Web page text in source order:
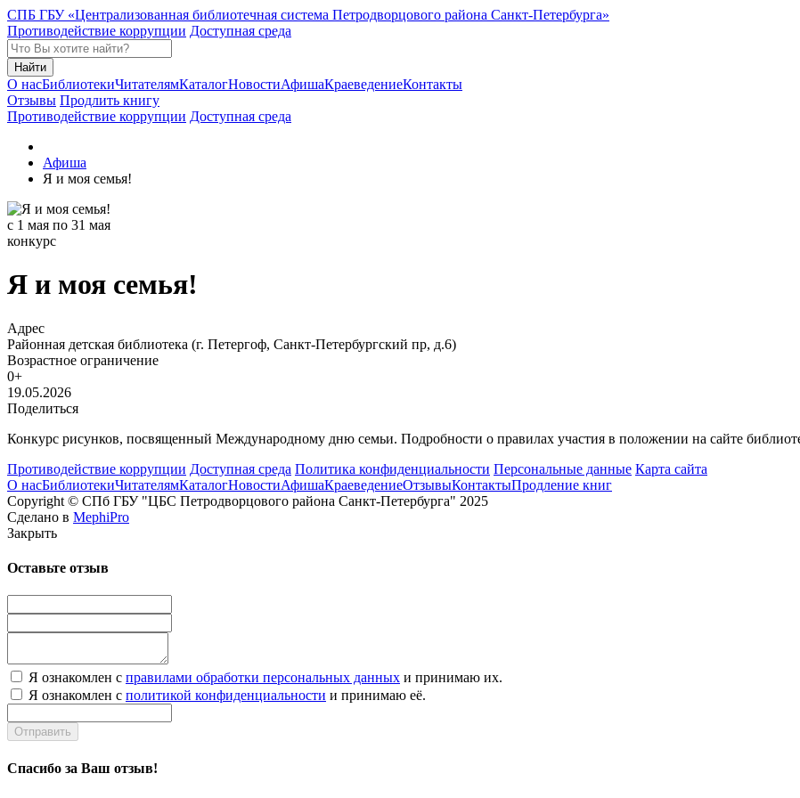
СПБ ГБУ «Централизованная библиотечная система Петродворцового района Санкт-Петербурга»
Противодействие коррупции Доступная среда
Найти
О насБиблиотекиЧитателямКаталогНовостиАфишаКраеведениеКонтакты
Отзывы Продлить книгу
Противодействие коррупции Доступная среда
Афиша
Я и моя семья!
с 1 мая по 31 мая
конкурс
Я и моя семья!
Адрес
Районная детская библиотека (г. Петергоф, Санкт-Петербургский пр, д.6)
Возрастное ограничение
0+
19.05.2026
Поделиться
Конкурс рисунков, посвященный Международному дню семьи. Подробности о правилах участия в положении на сайте
Противодействие коррупции Доступная среда Политика конфиденциальности Персональные данные Карта сайта
О насБиблиотекиЧитателямКаталогНовостиАфишаКраеведениеОтзывыКонтактыПродление книг
Copyright © СПб ГБУ "ЦБС Петродворцового района Санкт-Петербурга" 2025
Сделано в MephiPro
Закрыть
Оставьте отзыв
Я ознакомлен с правилами обработки персональных данных и принимаю их.
Я ознакомлен с политикой конфиденциальности и принимаю её.
Отправить
Спасибо за Ваш отзыв!